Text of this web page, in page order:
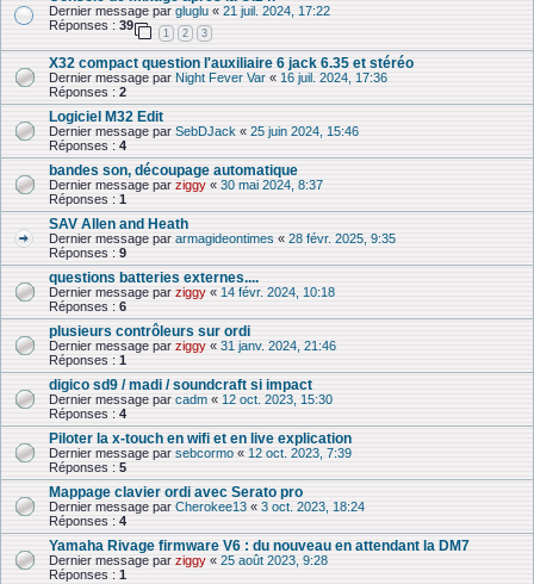
Dernier message par gluglu « 21 juil. 2024, 17:22
Réponses : 39
1 2 3
X32 compact question l'auxiliaire 6 jack 6.35 et stéréo
Dernier message par Night Fever Var « 16 juil. 2024, 17:36
Réponses : 2
Logiciel M32 Edit
Dernier message par SebDJack « 25 juin 2024, 15:46
Réponses : 4
bandes son, découpage automatique
Dernier message par ziggy « 30 mai 2024, 8:37
Réponses : 1
SAV Allen and Heath
Dernier message par armagideontimes « 28 févr. 2025, 9:35
Réponses : 9
questions batteries externes....
Dernier message par ziggy « 14 févr. 2024, 10:18
Réponses : 6
plusieurs contrôleurs sur ordi
Dernier message par ziggy « 31 janv. 2024, 21:46
Réponses : 1
digico sd9 / madi / soundcraft si impact
Dernier message par cadm « 12 oct. 2023, 15:30
Réponses : 4
Piloter la x-touch en wifi et en live explication
Dernier message par sebcormo « 12 oct. 2023, 7:39
Réponses : 5
Mappage clavier ordi avec Serato pro
Dernier message par Cherokee13 « 3 oct. 2023, 18:24
Réponses : 4
Yamaha Rivage firmware V6 : du nouveau en attendant la DM7
Dernier message par ziggy « 25 août 2023, 9:28
Réponses : 1